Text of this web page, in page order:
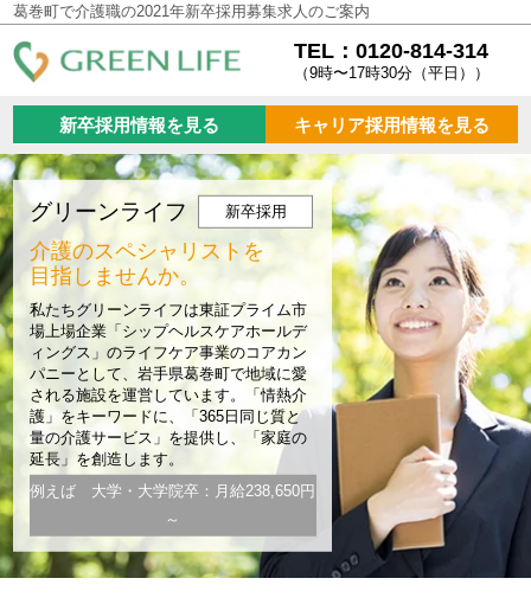
葛巻町で介護職の2021年新卒採用募集求人のご案内
TEL：0120-814-314
（9時〜17時30分（平日））
新卒採用情報を見る キャリア採用情報を見る
グリーンライフ 新卒採用
介護のスペシャリストを
目指しませんか。
私たちグリーンライフは東証プライム市
場上場企業「シップヘルスケアホールデ
ィングス」のライフケア事業のコアカン
パニーとして、岩手県葛巻町で地域に愛
される施設を運営しています。「情熱介
護」をキーワードに、「365日同じ質と
量の介護サービス」を提供し、「家庭の
延長」を創造します。
例えば 大学・大学院卒：月給238,650円
～